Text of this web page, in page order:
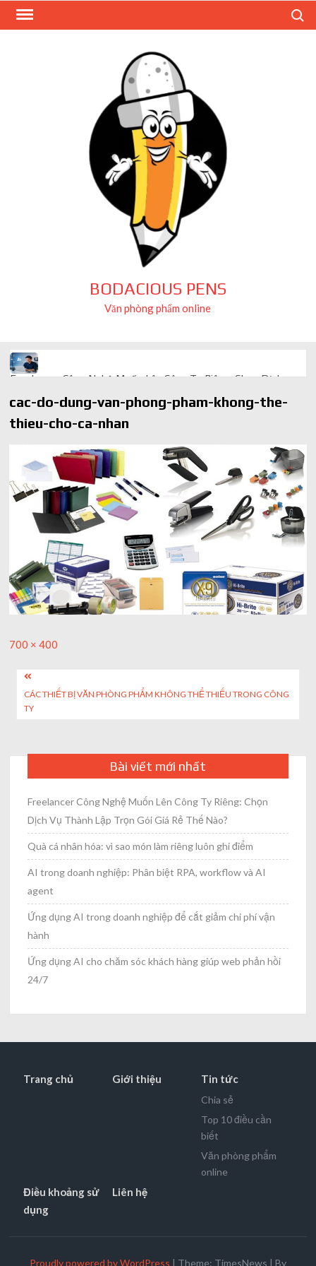
Skip
BODACIOUS PENS
Văn phòng phẩm online
Freelancer Công Nghệ Muốn Lên Công Ty Riêng: Chọn Dịch
Quà cá nhân hóa: vì sao món làm riêng luôn ghi điểm
AI trong doanh nghiệp: Phân biệt RPA, workflow và AI agent
Ứng dụng AI trong doanh nghiệp để cắt giảm chi phí vận hành
Ứng dụng AI cho chăm sóc khách hàng giúp web phản hồi
AI agent cho doanh nghiệp khác chatbot truyền thống ra sao
cac-do-dung-van-phong-pham-khong-the-
thieu-cho-ca-nhan
Full
700 × 400
Post
navigation
CÁC THIẾT BỊ VĂN PHÒNG PHẨM KHÔNG THỂ THIẾU TRONG CÔNG
TY
Bài viết mới nhất
Freelancer Công Nghệ Muốn Lên Công Ty Riêng: Chọn
Dịch Vụ Thành Lập Trọn Gói Giá Rẻ Thế Nào?
Quà cá nhân hóa: vì sao món làm riêng luôn ghi điểm
AI trong doanh nghiệp: Phân biệt RPA, workflow và AI
agent
Ứng dụng AI trong doanh nghiệp để cắt giảm chi phí vận
hành
Ứng dụng AI cho chăm sóc khách hàng giúp web phản hồi
24/7
Trang chủ Giới thiệu Tin tức
Chia sẻ
Top 10 điều cần
biết
Văn phòng phẩm
online
Điều khoảng sử
dụng
Liên hệ
Proudly powered by WordPress | Theme: TimesNews | By